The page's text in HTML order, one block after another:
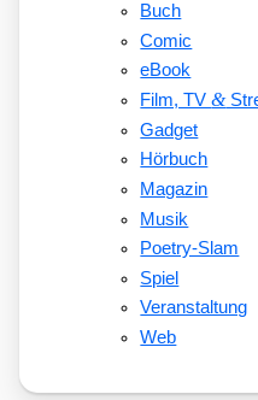
Buch
Comic
eBook
Film, TV&
Gadget
Hörbuch
Magazin
Musik
Poetry-Slam
Spiel
Veranstaltung
Web